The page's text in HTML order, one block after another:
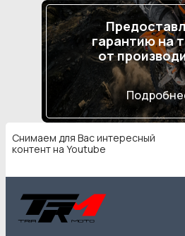
гарантию на
от
Снимаем для Вас интересный
контент на Youtube